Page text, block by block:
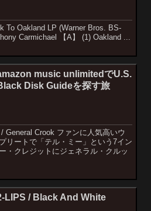
To Oakland LP (Warner Bros. BS-
Carmichael 【A】 (1) Oakland ...
music unlimitedでU.S.
Disk Guideを探す旅
General Crook ファンに人気高いウ
リートで「テル・ミー」という7イン
・クレジットにジェネラル・クルッ
LIPS / Black And White